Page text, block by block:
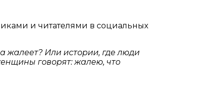
и читателями в социальных
жалеет? Или истории, где люди
говорят: жалею, что